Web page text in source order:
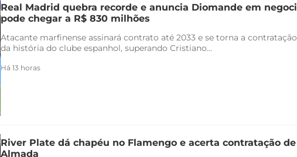
Real Madrid quebra recorde e anuncia Diomande em
pode chegar a R$ 830 milhões
Atacante marfinense assinará contrato até 2033 e se torna a
da história do clube espanhol, superando Cristiano...
Há 13 horas
River Plate dá chapéu no Flamengo e acerta contratação
Almada